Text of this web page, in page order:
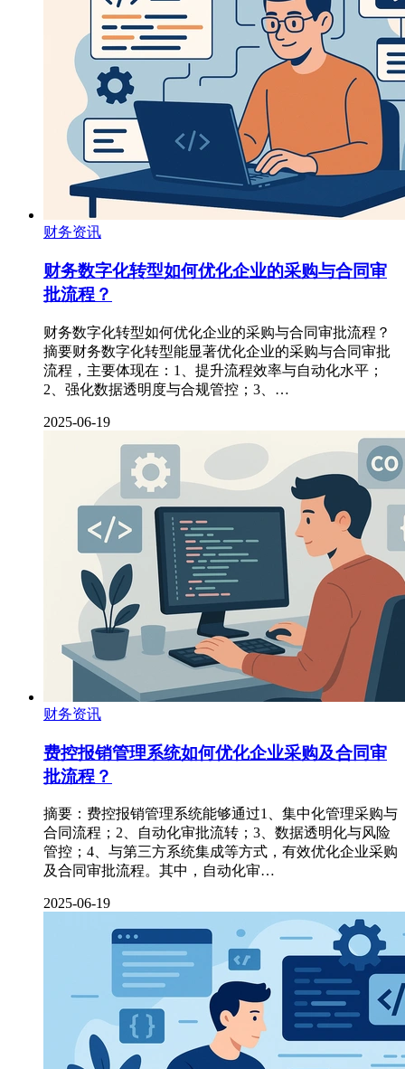
财务资讯
财务数字化转型如何优化企业的采购与合同审
批流程？
财务数字化转型如何优化企业的采购与合同审批流程？
摘要财务数字化转型能显著优化企业的采购与合同审批
流程，主要体现在：1、提升流程效率与自动化水平；
2、强化数据透明度与合规管控；3、…
2025-06-19
财务资讯
费控报销管理系统如何优化企业采购及合同审
批流程？
摘要：费控报销管理系统能够通过1、集中化管理采购与
合同流程；2、自动化审批流转；3、数据透明化与风险
管控；4、与第三方系统集成等方式，有效优化企业采购
及合同审批流程。其中，自动化审…
2025-06-19